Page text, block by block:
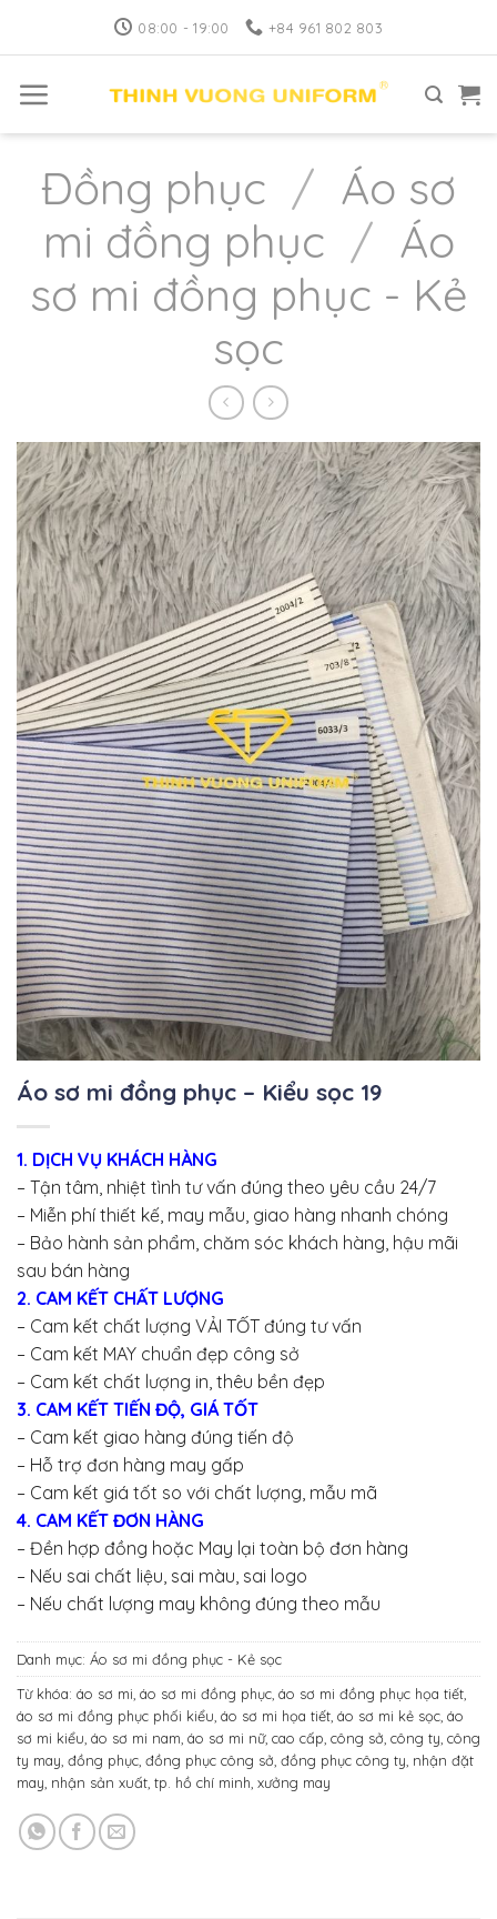
08:00 - 19:00 +84 961 802 803
Đồng phục / Áo sơ
mi đồng phục / Áo
sơ mi đồng phục - Kẻ
sọc
Áo sơ mi đồng phục – Kiểu sọc 19
1. DỊCH VỤ KHÁCH HÀNG
– Tận tâm, nhiệt tình tư vấn đúng theo yêu cầu 24/7
– Miễn phí thiết kế, may mẫu, giao hàng nhanh chóng
– Bảo hành sản phẩm, chăm sóc khách hàng, hậu mãi
sau bán hàng
2. CAM KẾT CHẤT LƯỢNG
– Cam kết chất lượng VẢI TỐT đúng tư vấn
– Cam kết MAY chuẩn đẹp công sở
– Cam kết chất lượng in, thêu bền đẹp
3. CAM KẾT TIẾN ĐỘ, GIÁ TỐT
– Cam kết giao hàng đúng tiến độ
– Hỗ trợ đơn hàng may gấp
– Cam kết giá tốt so với chất lượng, mẫu mã
4. CAM KẾT ĐƠN HÀNG
– Đền hợp đồng hoặc May lại toàn bộ đơn hàng
– Nếu sai chất liệu, sai màu, sai logo
– Nếu chất lượng may không đúng theo mẫu
Danh mục: Áo sơ mi đồng phục - Kẻ sọc
Từ khóa: áo sơ mi áo sơ mi đồng phục áo sơ mi đồng phục họa tiết
áo sơ mi đồng phục phối kiểu áo sơ mi họa tiết áo sơ mi kẻ sọc áo
sơ mi kiểu áo sơ mi nam áo sơ mi nữ, cao cấp công sở công ty công
ty may đồng phục đồng phục công sở đồng phục công ty nhận đặt
may nhận sản xuất tp. hồ chí minh xưởng may